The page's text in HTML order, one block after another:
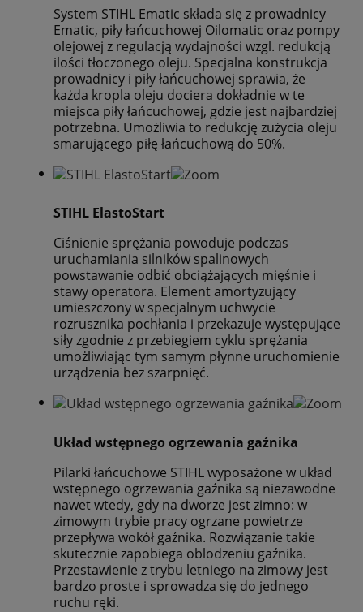
System STIHL Ematic składa się z prowadnicy
Ematic, piły łańcuchowej Oilomatic oraz pompy
olejowej z regulacją wydajności wzgl. redukcją
ilości tłoczonego oleju. Specjalna konstrukcja
prowadnicy i piły łańcuchowej sprawia, że
każda kropla oleju dociera dokładnie w te
miejsca piły łańcuchowej, gdzie jest najbardziej
potrzebna. Umożliwia to redukcję zużycia oleju
smarującego piłę łańcuchową do 50%.
STIHL ElastoStart
Ciśnienie sprężania powoduje podczas
uruchamiania silników spalinowych
powstawanie odbić obciążających mięśnie i
stawy operatora. Element amortyzujący
umieszczony w specjalnym uchwycie
rozrusznika pochłania i przekazuje występujące
siły zgodnie z przebiegiem cyklu sprężania
umożliwiając tym samym płynne uruchomienie
urządzenia bez szarpnięć.
Układ wstępnego ogrzewania gaźnika
Pilarki łańcuchowe STIHL wyposażone w układ
wstępnego ogrzewania gaźnika są niezawodne
nawet wtedy, gdy na dworze jest zimno: w
zimowym trybie pracy ogrzane powietrze
przepływa wokół gaźnika. Rozwiązanie takie
skutecznie zapobiega oblodzeniu gaźnika.
Przestawienie z trybu letniego na zimowy jest
bardzo proste i sprowadza się do jednego
ruchu ręki.